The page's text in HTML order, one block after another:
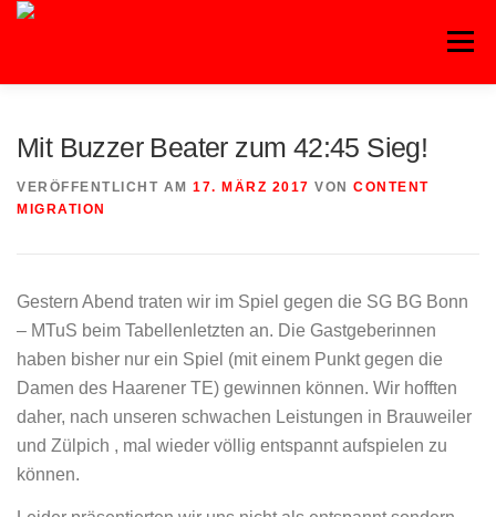
Zum
Menü
HANDBALL
LEICHTATHLETIK OUTDOORSPORT
VOLLEYBALL
Mit Buzzer Beater zum 42:45 Sieg!
VERÖFFENTLICHT AM 17. MÄRZ 2017 VON CONTENT
MIGRATION
Gestern Abend traten wir im Spiel gegen die SG BG Bonn
– MTuS beim Tabellenletzten an. Die Gastgeberinnen
haben bisher nur ein Spiel (mit einem Punkt gegen die
Damen des Haarener TE) gewinnen können. Wir hofften
daher, nach unseren schwachen Leistungen in Brauweiler
und Zülpich , mal wieder völlig entspannt aufspielen zu
können.